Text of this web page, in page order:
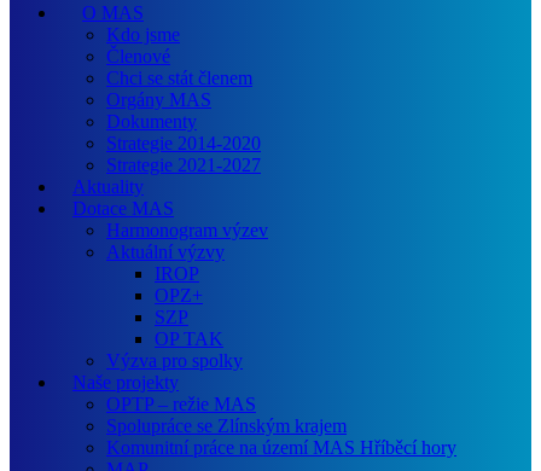
O MAS
Kdo jsme
Členové
Chci se stát členem
Orgány MAS
Dokumenty
Strategie 2014-2020
Strategie 2021-2027
Aktuality
Dotace MAS
Harmonogram výzev
Aktuální výzvy
IROP
OPZ+
SZP
OP TAK
Výzva pro spolky
Naše projekty
OPTP – režie MAS
Spolupráce se Zlínským krajem
Komunitní práce na území MAS Hříběcí hory